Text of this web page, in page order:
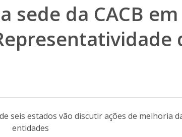
sede da CACB
seis estados vão discutir ações de melhoria
entidades